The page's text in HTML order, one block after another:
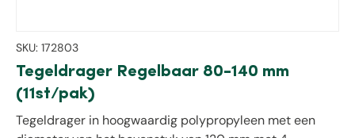
SKU: 172803
Tegeldrager Regelbaar 80-140 mm
(11st/pak)
Tegeldrager in hoogwaardig polypropyleen met een